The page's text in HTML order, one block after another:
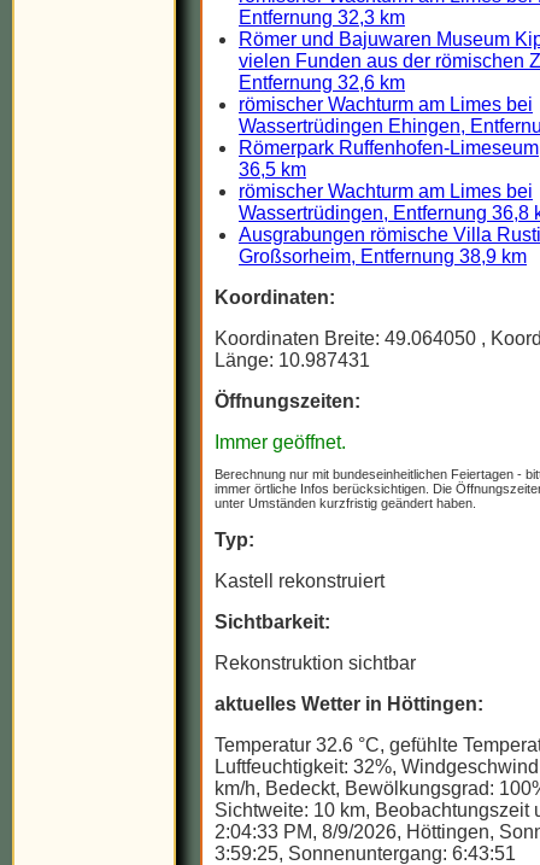
Entfernung 32,3 km
Römer und Bajuwaren Museum
vielen Funden aus der römischen
Entfernung 32,6 km
römischer Wachturm am Limes bei
Wassertrüdingen Ehingen,
Römerpark Ruffenhofen-
36,5 km
römischer Wachturm am Limes bei
Wassertrüdingen, Entfernung 36,8
Ausgrabungen römische Villa
Großsorheim, Entfernung 38,9 km
Koordinaten:
Koordinaten Breite: 49.064050 ,
Länge: 10.987431
Öffnungszeiten:
Immer geöffnet.
Berechnung nur mit bundeseinheitlichen Feiertagen -
immer örtliche Infos berücksichtigen. Die
unter Umständen kurzfristig geändert haben.
Typ:
Kastell rekonstruiert
Sichtbarkeit:
Rekonstruktion sichtbar
aktuelles Wetter in Höttingen:
Temperatur 32.6 °C, gefühlte
Luftfeuchtigkeit: 32%,
km/h, Bedeckt, Bewölkungsgrad:
Sichtweite: 10 km, Beobachtungszeit
2:04:33 PM, 8/9/2026, Höttingen,
3:59:25, Sonnenuntergang: 6:43:51